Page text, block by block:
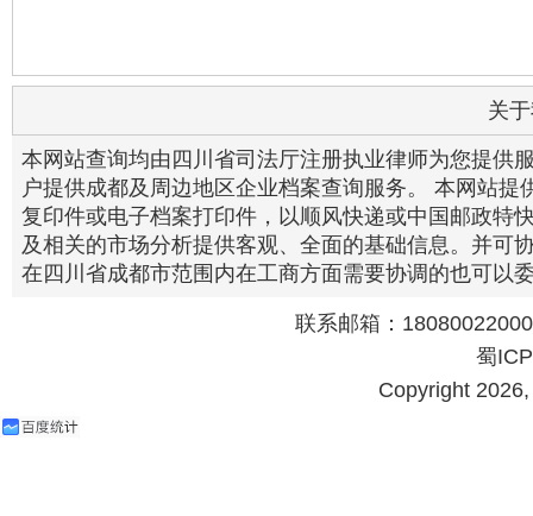
关
本网站查询均由四川省司法厅注册执业律师为您提供
户提供成都及周边地区企业档案查询服务。 本网站
复印件或电子档案打印件，以顺风快递或中国邮政特
及相关的市场分析提供客观、全面的基础信息。并可
在四川省成都市范围内在工商方面需要协调的也可以
联系邮箱：
蜀
Copyright